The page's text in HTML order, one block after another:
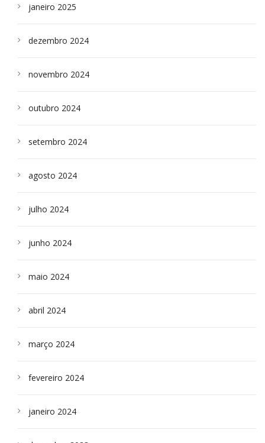
janeiro 2025
dezembro 2024
novembro 2024
outubro 2024
setembro 2024
agosto 2024
julho 2024
junho 2024
maio 2024
abril 2024
março 2024
fevereiro 2024
janeiro 2024